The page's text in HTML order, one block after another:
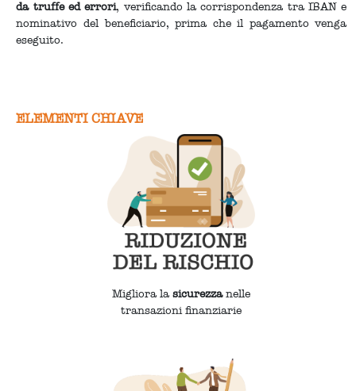
da truffe ed errori, verificando la corrispondenza tra IBAN e
nominativo del beneficiario, prima che il pagamento venga
eseguito.
ELEMENTI CHIAVE
Migliora lasicurezzanelle
transazioni finanziarie